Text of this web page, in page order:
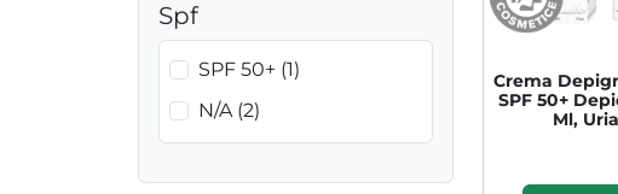
Spf
SPF 50+ (1)
N/A (2)
Crema
SPF 50+
Ml,